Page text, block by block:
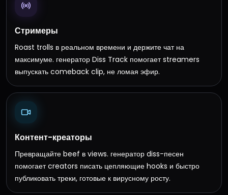
Стримеры
Roast trolls в реальном времени и держите чат на
максимуме. генератор Diss Track помогает streamers
выпускать comeback clip, не ломая эфир.
Контент-креаторы
Превращайте beef в views. генератор diss-песен
помогает creators писать цепляющие hooks и быстро
публиковать треки, готовые к вирусному росту.